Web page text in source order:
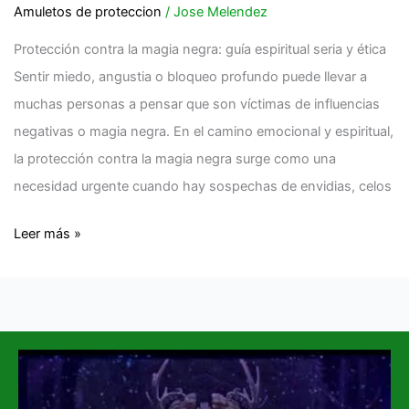
Amuletos de proteccion / Jose Melendez
Protección contra la magia negra: guía espiritual seria y ética
Sentir miedo, angustia o bloqueo profundo puede llevar a
muchas personas a pensar que son víctimas de influencias
negativas o magia negra. En el camino emocional y espiritual,
la protección contra la magia negra surge como una
necesidad urgente cuando hay sospechas de envidias, celos
Leer más »